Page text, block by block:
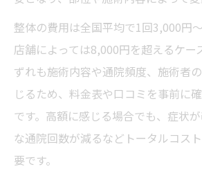
整体の費用は全国平均で1回3,000円
店舗によっては8,000円を超えるケー
ずれも施術内容や通院頻度、施術者
じるため、料金表や口コミを事前に
です。高額に感じる場合でも、症状
な通院回数が減るなどトータルコス
要です。